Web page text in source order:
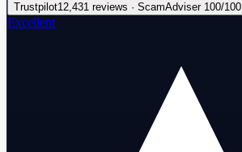
Trustpilot12,431 reviews · ScamAdviser 100/100
Excellent